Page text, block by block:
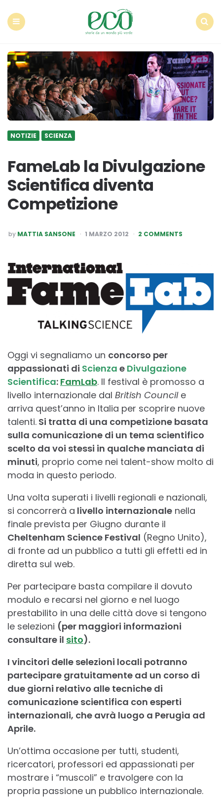
NOTIZIE SCIENZA
FameLab la Divulgazione
Scientifica diventa
Competizione
POSTED
BY
by MATTIA SANSONE 1 MARZO 2012 2 COMMENTS
Oggi vi segnaliamo un concorso per
appassionati di Scienza e Divulgazione
Scientifica: FamLab. Il festival è promosso a
livello internazionale dal British Councile
arriva quest’anno in Italia per scoprire nuove
talenti. Si tratta di una competizione basata
sulla comunicazione di un tema scientifico
scelto da voi stessi in qualche manciata di
minuti, proprio come nei talent-show molto di
moda in questo periodo.
Una volta superati i livelli regionali e nazionali,
si concorrerà a livello internazionale nella
finale prevista per Giugno durante il
Cheltenham Science Festival (Regno Unito),
di fronte ad un pubblico a tutti gli effetti ed in
diretta sul web.
Per partecipare basta compilare il dovuto
modulo e recarsi nel giorno e nel luogo
prestabilito in una delle città dove si tengono
le selezioni (per maggiori informazioni
consultare il sito).
I vincitori delle selezioni locali potranno
partecipare gratuitamente ad un corso di
due giorni relativo alle tecniche di
comunicazione scientifica con esperti
internazionali, che avrà luogo a Perugia ad
Aprile.
Un’ottima occasione per tutti, studenti,
ricercatori, professori ed appassionati per
mostrare i “muscoli” e travolgere con la
propria passione un pubblico internazionale.